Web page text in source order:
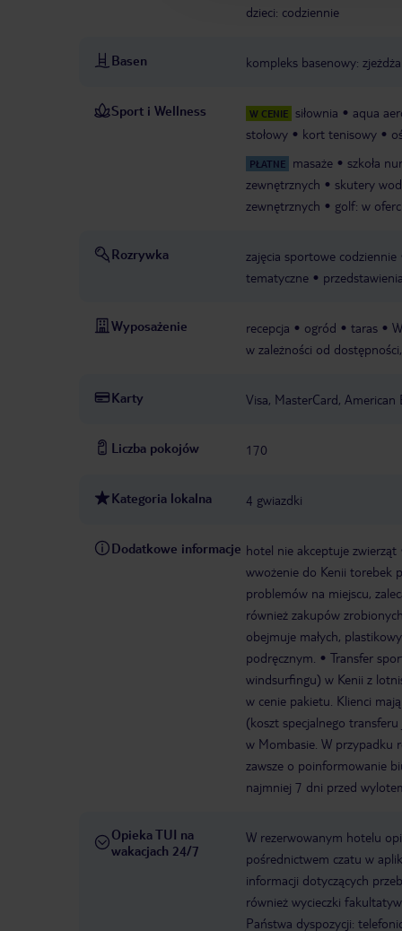
dzieci: codziennie
Basen kompleks basenowy:
Sport i Wellness W CENIE siłownia aqua
stołowy
kort tenisowy
PŁATNE masaże szkoła
zewnętrznych
skutery
zewnętrznych
golf: w
Rozrywka zajęcia sportowe codziennie
tematyczne
przedstawienia
Wyposażenie recepcja ogród taras
w zależności od
Karty Visa, MasterCard, American
Liczba pokojów 170
Kategoria lokalna 4 gwiazdki
Dodatkowe informacje hotel nie akceptuje zwierząt
wwożenie do Kenii torebek
problemów na miejscu,
również zakupów
obejmuje małych,
podręcznym.
Transfer
windsurfingu) w Kenii z
w cenie pakietu. Klienci
(koszt specjalnego
w Mombasie. W przypadku
zawsze o poinformowanie
najmniej 7 dni przed
Opieka TUI na
wakacjach 24/7
W rezerwowanym hotelu
pośrednictwem czatu w
informacji dotyczących
również wycieczki
Państwa dyspozycji: